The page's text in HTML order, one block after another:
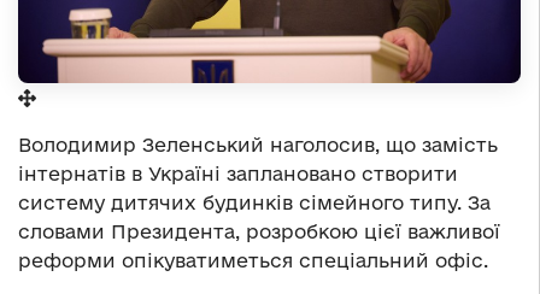
Володимир Зеленський наголосив, що замість
інтернатів в Україні заплановано створити
систему дитячих будинків сімейного типу. За
словами Президента, розробкою цієї важливої
реформи опікуватиметься спеціальний офіс.